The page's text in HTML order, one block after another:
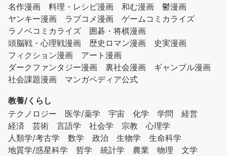
名作漫画
料理・レシピ漫画 和む漫画
鬱漫画
ヤンキー漫画
ラブコメ漫画
ゲームコミカライズ
ラノベコミカライズ
囲碁・将棋漫画
頭脳戦・心理戦漫画
歴史ロマン漫画
史実漫画
フィクション漫画
アート漫画
ダークファンタジー漫画
裏社会漫画
ギャンブル漫画
社会課題漫画
マンガペディア公式
教養/くらし
テクノロジー
医学/薬学 宇宙 化学 学問
経営
経済
芸術 言語学 社会学 宗教
心理学
人類学/考古学
数学 政治 生物学
生命科学
地質学/惑星科学
哲学 統計学 農業 物理
文学